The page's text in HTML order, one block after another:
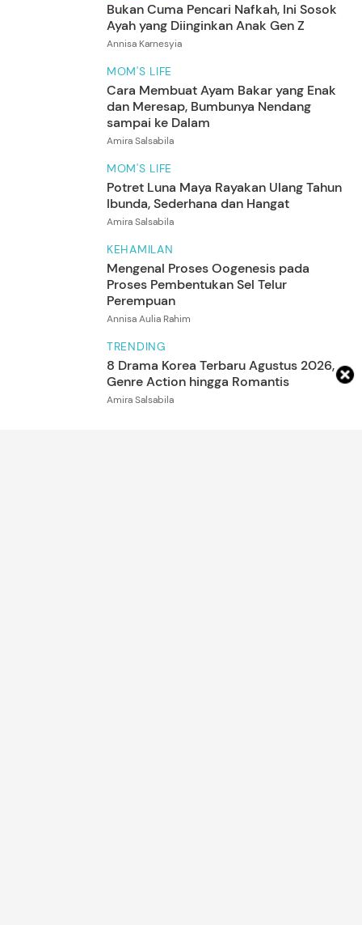
Bukan Cuma Pencari Nafkah, Ini Sosok
Ayah yang Diinginkan Anak Gen Z
Annisa Karnesyia
MOM'S LIFE
Cara Membuat Ayam Bakar yang Enak
dan Meresap, Bumbunya Nendang
sampai ke Dalam
Amira Salsabila
MOM'S LIFE
Potret Luna Maya Rayakan Ulang Tahun
Ibunda, Sederhana dan Hangat
Amira Salsabila
KEHAMILAN
Mengenal Proses Oogenesis pada
Proses Pembentukan Sel Telur
Perempuan
Annisa Aulia Rahim
TRENDING
8 Drama Korea Terbaru Agustus 2026,
Genre Action hingga Romantis
Amira Salsabila